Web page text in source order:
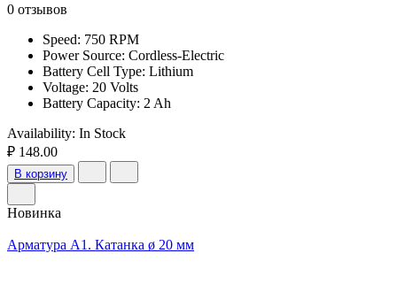
0 отзывов
Speed: 750 RPM
Power Source: Cordless-Electric
Battery Cell Type: Lithium
Voltage: 20 Volts
Battery Capacity: 2 Ah
Availability: In Stock
₽ 148.00
В корзину
Новинка
Арматура А1. Катанка ø 20 мм